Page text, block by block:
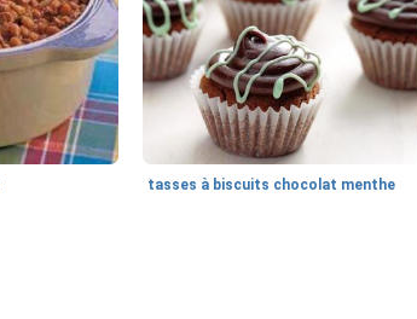
tasses à biscuits chocolat menthe